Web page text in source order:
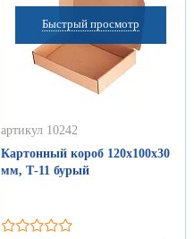
Быстрый просмотр
артикул 10242
Картонный короб 120х100х30
мм, Т-11 бурый